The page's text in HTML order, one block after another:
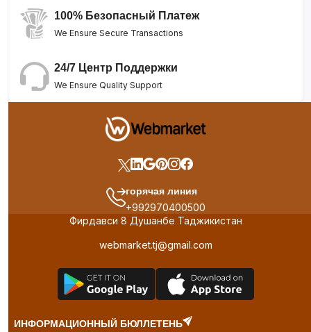
100% Безопасный Платеж
We Ensure Secure Transactions
24/7 Центр Поддержки
We Ensure Quality Support
горячая линия
+992970400500
Фирдавси 8 Душанбе Таджикистан
webmarket.tj@gmail.com
ИНФОРМАЦИОННЫЙ БЮЛЛЕТЕНЬ